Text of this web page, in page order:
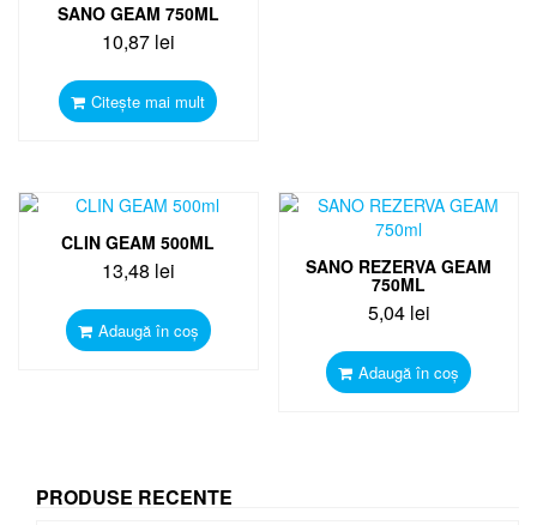
SANO GEAM 750ML
10,87 lei
Citește mai mult
CLIN GEAM 500ML
13,48 lei
Adaugă în coș
SANO REZERVA GEAM
750ML
5,04 lei
Adaugă în coș
PRODUSE RECENTE